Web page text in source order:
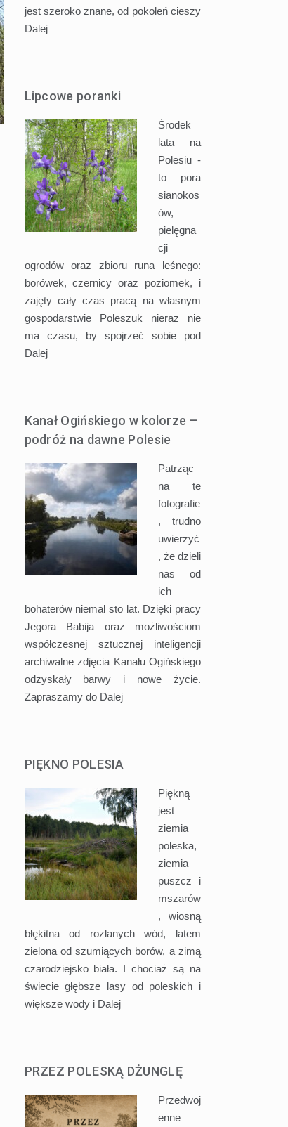
jest szeroko znane, od pokoleń cieszy
Dalej
Lipcowe poranki
Środek
lata na
Polesiu -
to pora
sianokos
ów,
pielęgna
cji
ogrodów oraz zbioru runa leśnego:
borówek, czernicy oraz poziomek, i
zajęty cały czas pracą na własnym
gospodarstwie Poleszuk nieraz nie
ma czasu, by spojrzeć sobie pod
Dalej
Kanał Ogińskiego w kolorze –
podróż na dawne Polesie
Patrząc
na te
fotografie
, trudno
uwierzyć
, że dzieli
nas od
ich
bohaterów niemal sto lat. Dzięki pracy
Jegora Babija oraz możliwościom
współczesnej sztucznej inteligencji
archiwalne zdjęcia Kanału Ogińskiego
odzyskały barwy i nowe życie.
Zapraszamy do Dalej
PIĘKNO POLESIA
Piękną
jest
ziemia
poleska,
ziemia
puszcz i
mszarów
, wiosną
błękitna od rozlanych wód, latem
zielona od szumiących borów, a zimą
czarodziejsko biała. I chociaż są na
świecie głębsze lasy od poleskich i
większe wody i Dalej
PRZEZ POLESKĄ DŻUNGLĘ
Przedwoj
enne